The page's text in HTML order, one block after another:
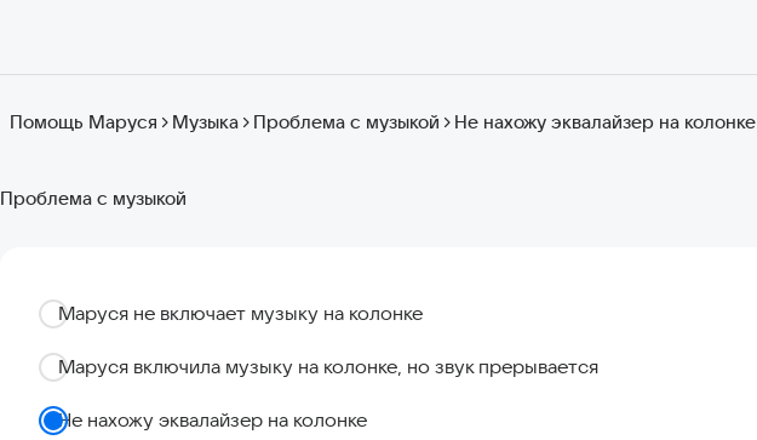
Помощь Маруся Музыка Проблема с музыкой Не нахожу эквалайзер на колонке
Проблема с музыкой
Маруся не включает музыку на колонке
Маруся включила музыку на колонке, но звук прерывается
Не нахожу эквалайзер на колонке